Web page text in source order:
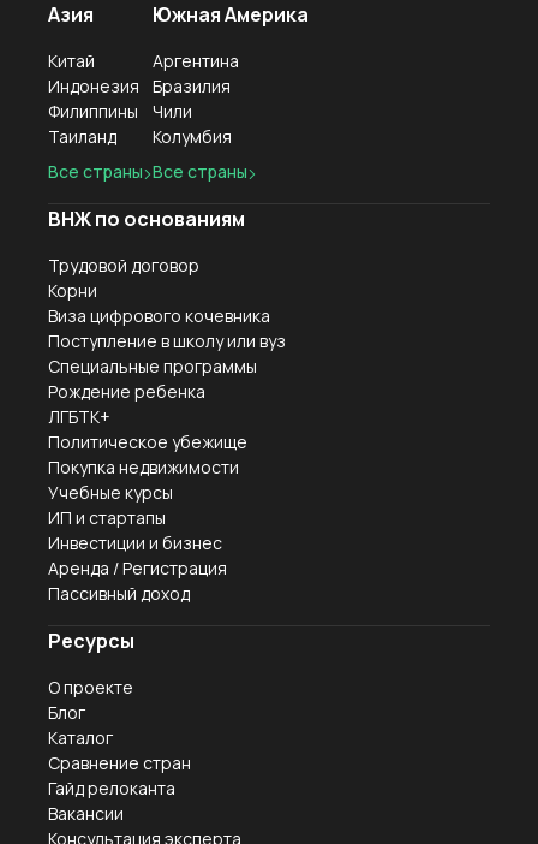
Азия
Китай
Индонезия
Филиппины
Таиланд
Все страны
Южная Америка
Аргентина
Бразилия
Чили
Колумбия
Все страны
ВНЖ по основаниям
Трудовой договор
Корни
Виза цифрового кочевника
Поступление в школу или вуз
Специальные программы
Рождение ребенка
ЛГБТК+
Политическое убежище
Покупка недвижимости
Учебные курсы
ИП и стартапы
Инвестиции и бизнес
Аренда / Регистрация
Пассивный доход
Ресурсы
О проекте
Блог
Каталог
Сравнение стран
Гайд релоканта
Вакансии
Консультация эксперта